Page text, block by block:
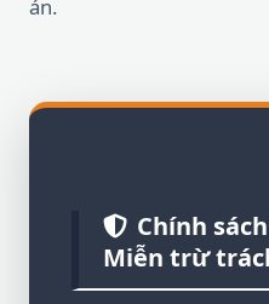
án.
Chính
Miễn trừ